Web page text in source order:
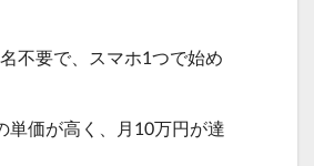
不要で、スマホ1つで始め
単価が高く、月10万円が達